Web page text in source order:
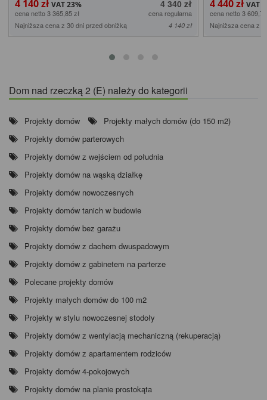
4 140 zł 4 340 zł
cena netto 3 365,85 zł
cena regularna
Najniższa cena z 30 dni przed obniżką
4 140 zł
4 440 zł
cena netto 3
Najniższa cena z
Dom nad rzeczką 2 (E) należy do kategorii
Projekty domów
Projekty małych domów (do 150 m2)
Projekty domów parterowych
Projekty domów z wejściem od południa
Projekty domów na wąską działkę
Projekty domów nowoczesnych
Projekty domów tanich w budowie
Projekty domów bez garażu
Projekty domów z dachem dwuspadowym
Projekty domów z gabinetem na parterze
Polecane projekty domów
Projekty małych domów do 100 m2
Projekty w stylu nowoczesnej stodoły
Projekty domów z wentylacją mechaniczną (rekuperacją)
Projekty domów z apartamentem rodziców
Projekty domów 4-pokojowych
Projekty domów na planie prostokąta